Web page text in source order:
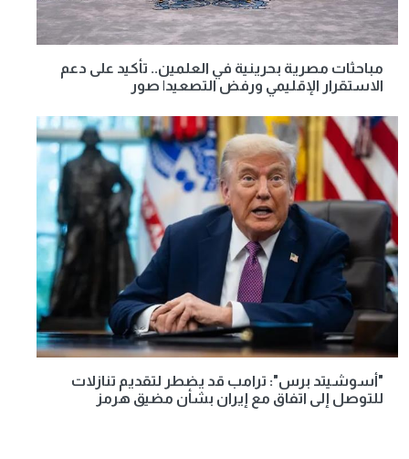
مباحثات مصرية بحرينية في العلمين.. تأكيد على دعم
الاستقرار الإقليمي ورفض التصعيد| صور
"أسوشيتد برس": ترامب قد يضطر لتقديم تنازلات
للتوصل إلى اتفاق مع إيران بشأن مضيق هرمز